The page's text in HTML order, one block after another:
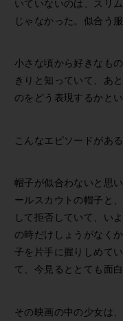
いていないのは、スリ
じゃなかった。似合う
小さな頃から好きなも
きりと知っていて、あ
のをどう表現するかと
こんなエピソードがある
帽子が似合わないと思
ールスカウトの帽子と
して拒否していて、い
の時だけしょうがなく
子を片手に握りしめて
て、今見るととても面
その映画の中の少女は